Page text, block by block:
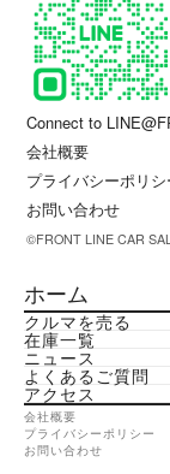
Connect to
会社概要
プライバシーポリシ
お問い合わせ
©FRONT LINE CAR
ホーム
クルマを売る
在庫一覧
ニュース
よくあるご質問
アクセス
会社概要
プライバシーポリシー
お問い合わせ